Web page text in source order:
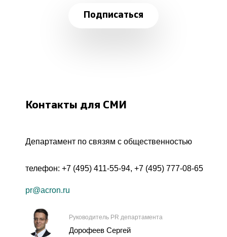
Подписаться
Контакты для СМИ
Департамент по связям с общественностью
телефон: +7 (495) 411-55-94, +7 (495) 777-08-65
pr@acron.ru
Руководитель PR департамента
Дорофеев Сергей